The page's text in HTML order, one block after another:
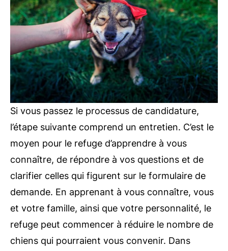
Si vous passez le processus de candidature,
l’étape suivante comprend un entretien. C’est le
moyen pour le refuge d’apprendre à vous
connaître, de répondre à vos questions et de
clarifier celles qui figurent sur le formulaire de
demande. En apprenant à vous connaître, vous
et votre famille, ainsi que votre personnalité, le
refuge peut commencer à réduire le nombre de
chiens qui pourraient vous convenir. Dans